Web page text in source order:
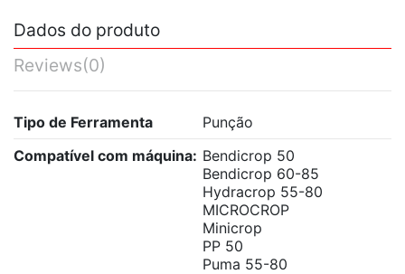
Dados do produto
Reviews(0)
Tipo de Ferramenta
Punção
Compatível com máquina: Bendicrop 50
Bendicrop 60-85
Hydracrop 55-80
MICROCROP
Minicrop
PP 50
Puma 55-80